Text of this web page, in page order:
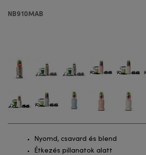
turmixgép
NB910MAB
Nyomd, csavard és blend
Étkezés pillanatok alatt